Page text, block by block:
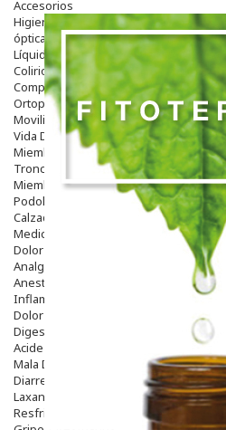
Accesorios
Higiene
óptica
Líquidos Lentillas
Colirios
Complementos Alimentarios.
Ortopedia - Accesorios
Movilidad
Vida Diaria
Miembro Superior
Tronco
Miembro Inferior
Podología
Calzado
Medicamentos
Dolor E Inflamación
Analgésicos
Anestésicos
Inflamación Articulaciones
Dolor Muscular / Articular
Digestivo
Acidez, Gases Y Ardores
Mala Digestion
Diarrea / Estreñimiento / Vómitos
Laxantes
Resfriados